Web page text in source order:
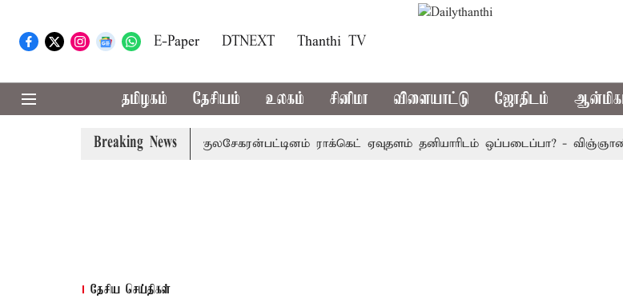
E-Paper DTNEXT Thanthi TV
தமிழகம் தேசியம் உலகம் சினிமா விளையாட்டு ஜோதிடம்
Breaking News
சட்டசபை கூடியது குலசேகரன்பட்டினம் ராக்கெட் ஏவுதளம் தனியாரிடம் ஒப்படைப்பா? - விஞ்ஞானிகள்
தேசிய செய்திகள்